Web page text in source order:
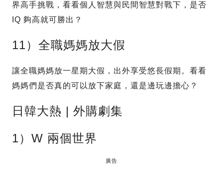
界高手挑戰，看看個人智慧與民間智慧對戰下，是否
IQ 夠高就可勝出？
11）全職媽媽放大假
讓全職媽媽放一星期大假，出外享受悠長假期。看看
媽媽們是否真的可以放下家庭，還是邊玩邊擔心？
日韓大熱 | 外購劇集
1）W 兩個世界
廣告